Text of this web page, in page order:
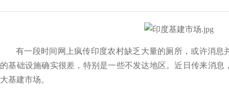
有一段时间网上疯传印度农村缺乏大量的厕所，或许消息
的基础设施确实很差，特别是一些不发达地区。近日传来消
大基建市场。